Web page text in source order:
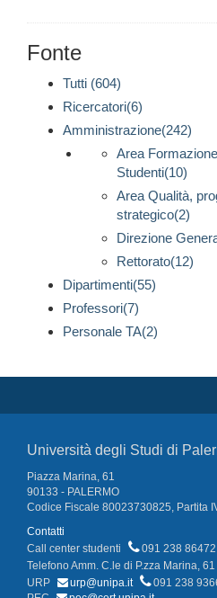
Fonte
Tutti (604)
Ricercatori(6)
Amministrazione(242)
Area
Studenti(10)
Area Qualità,
strategico(2)
Direzione
Rettorato(12)
Dipartimenti(55)
Professori(7)
Personale TA(2)
Università degli Studi di
Piazza Marina, 61
90133 - PALERMO
Codice Fiscale 80023730825, Partita
Contatti
Call center studenti
091 238 86472
Telefono Amm. C.le di P.zza Marina, 61
URP
urp@unipa.it
091 238